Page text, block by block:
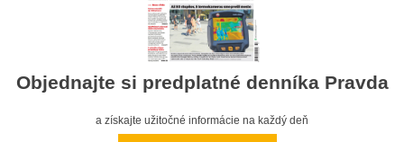
Objednajte si predplatné denníka Pravda
a získajte užitočné informácie na každý deň